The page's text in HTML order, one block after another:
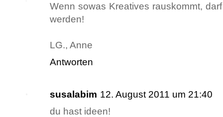
Wenn sowas Kreatives rauskommt,
werden!
LG., Anne
Antworten
susalabim 12. August 2011 um 21:40
du hast ideen!